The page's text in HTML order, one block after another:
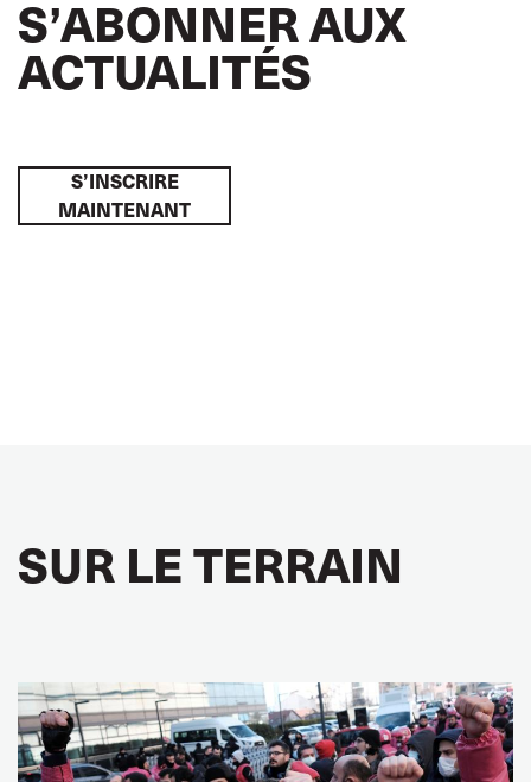
S’ABONNER AUX
ACTUALITÉS
S’INSCRIRE
MAINTENANT
SUR LE TERRAIN